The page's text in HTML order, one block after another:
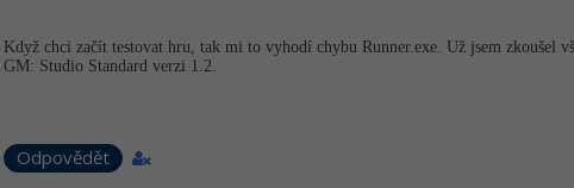
Když chci začít testovat hru, tak mi to vyhodí chybu Runner.exe. Už jsem
GM: Studio Standard verzi 1.2.
Odpovědět